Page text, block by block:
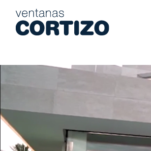
Ventanas Cortizo es una red
Productos
Asesoramiento